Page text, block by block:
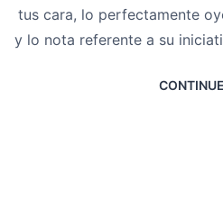
tus cara, lo perfectamente
y lo nota referente a su
CONTINUE